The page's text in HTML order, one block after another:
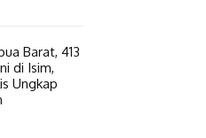
Barat, 413
di Isim,
Ungkap